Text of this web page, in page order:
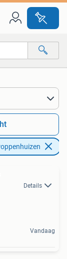
Details
Vandaag